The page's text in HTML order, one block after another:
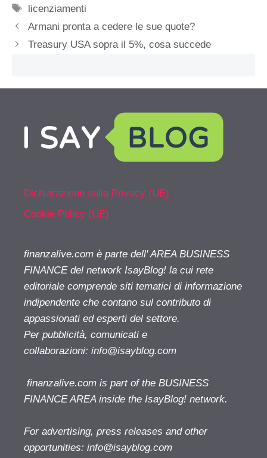
Tag
licenziamenti
Armani pronta a cedere le sue quote?
Treasury USA sopra il 5%, cosa succede
Dichiarazione sulla Privacy (UE)
Cookie Policy (UE)
finanzalive.com è parte dell' AREA BUSINESS
FINANCE del network IsayBlog! la cui rete
editoriale comprende siti tematici di informazione
indipendente che contano sul contributo di
appassionati ed esperti del settore.
Per pubblicità, comunicati e
collaborazioni: info@isayblog.com
finanzalive.com is part of the BUSINESS
FINANCE AREA inside the IsayBlog! network.
For advertising, press releases and other
opportunities: info@isayblog.com